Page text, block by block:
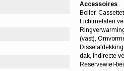
Accessoires
Boiler,
Lichtmetalen
(vast),
dak, Indirecte
Reservewiel-